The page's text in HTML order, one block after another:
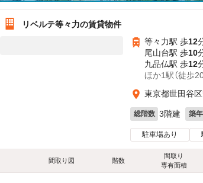
リベルテ等々力の賃貸物件
等々力駅 歩12
尾山台駅 歩10
九品仏駅 歩12
ほか1駅（徒歩
東京都世田谷
総階数 3階建 築
駐車場あり
間取り図 階数
間取り
専有面積